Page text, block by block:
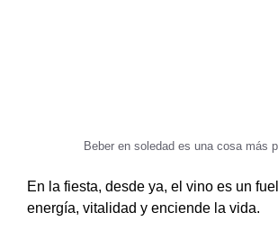
Beber en soledad es una cosa más
En la fiesta, desde ya, el vino es un
energía, vitalidad y enciende la vida.